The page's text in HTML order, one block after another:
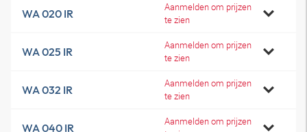
WA 020 IR
Aanmelden om prijzen
te zien
WA 025 IR
Aanmelden om prijzen
te zien
WA 032 IR
Aanmelden om prijzen
te zien
WA 040 IR
Aanmelden om prijzen